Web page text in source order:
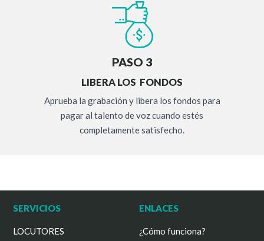
PASO 3
LIBERA LOS FONDOS
Aprueba la grabación y libera los fondos para
pagar al talento de voz cuando estés
completamente satisfecho.
SERVICIOS
LOCUTORES
ENLACES
¿Cómo funciona?